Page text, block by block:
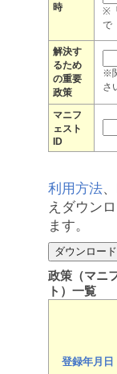
時
※
で
解決す
るため
の重要
政策
※
さ
マニフ
ェスト
ID
利用方法、
えダウン
ます。
政策（マニ
ト）一覧
登録年月日